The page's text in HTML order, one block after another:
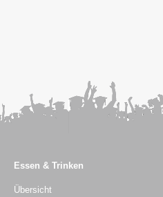
Essen & Trinken
Übersicht